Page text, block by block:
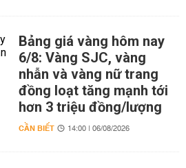
Bảng giá vàng hôm nay
6/8: Vàng SJC, vàng
nhẫn và vàng nữ trang
đồng loạt tăng mạnh tới
hơn 3 triệu đồng/lượng
CẦN BIẾT 14:00 | 06/08/2026